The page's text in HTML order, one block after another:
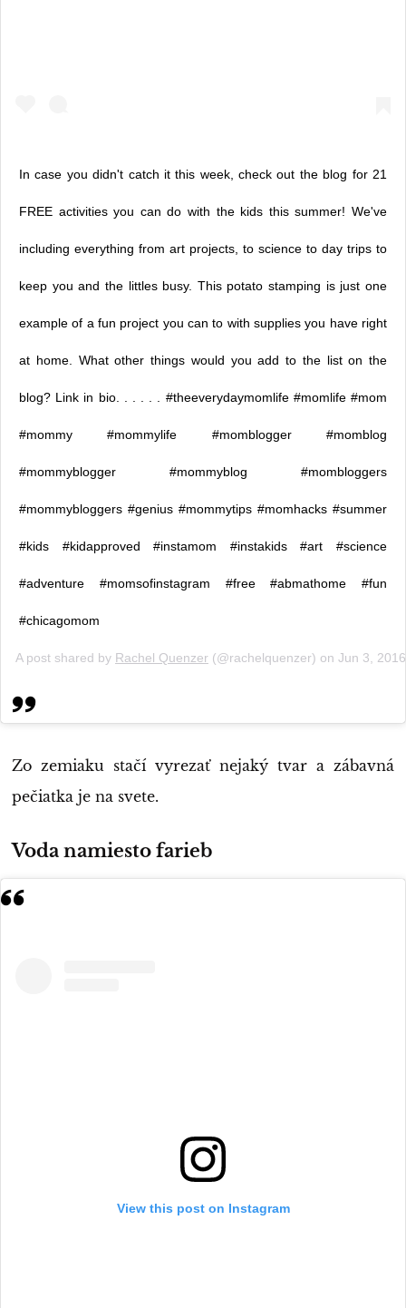
In case you didn't catch it this week, check out the blog for 21
FREE activities you can do with the kids this summer! We've
including everything from art projects, to science to day trips to
keep you and the littles busy. This potato stamping is just one
example of a fun project you can to with supplies you have right
at home. What other things would you add to the list on the
blog? Link in bio. . . . . . #theeverydaymomlife #momlife #mom
#mommy #mommylife #momblogger #momblog
#mommyblogger #mommyblog #mombloggers
#mommybloggers #genius #mommytips #momhacks #summer
#kids #kidapproved #instamom #instakids #art #science
#adventure #momsofinstagram #free #abmathome #fun
#chicagomom
A post shared by Rachel Quenzer (@rachelquenzer) on Jun 3,
Zo zemiaku stačí vyrezať nejaký tvar a zábavná
pečiatka je na svete.
Voda namiesto farieb
View this post on Instagram